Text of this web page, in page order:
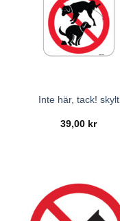
Inte här, tack! skylt
39,00 kr